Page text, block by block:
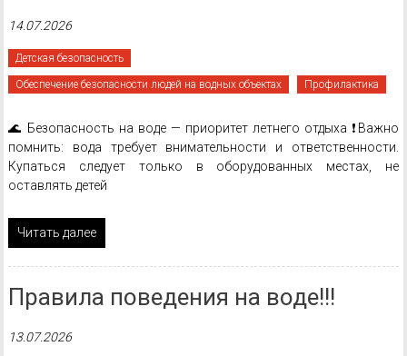
14.07.2026
Детская безопасность
Обеспечение безопасности людей на водных объектах Профилактика
🌊 Безопасность на воде — приоритет летнего отдыха ❗️Важно
помнить: вода требует внимательности и ответственности.
Купаться следует только в оборудованных местах, не
оставлять детей
Читать далее
Правила поведения на воде!!!
13.07.2026